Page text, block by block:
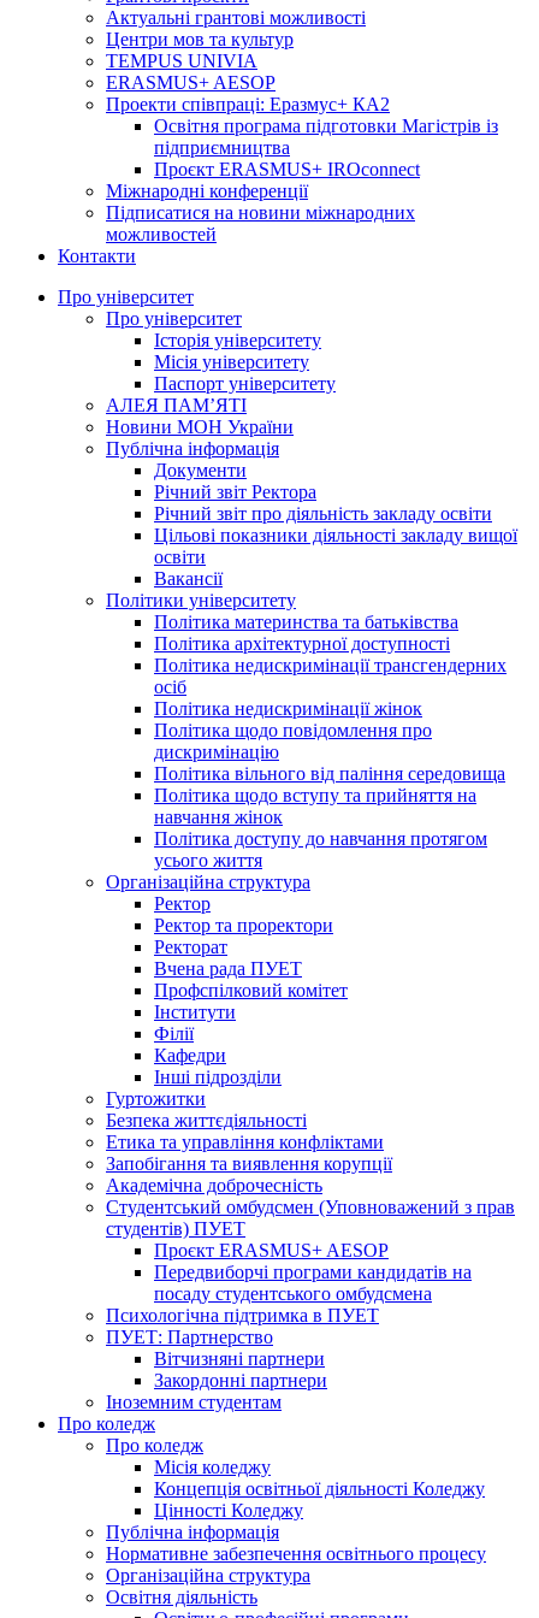
Актуальні грантові можливості
Центри мов та культур
TEMPUS UNIVIA
ERASMUS+ AESOP
Проекти співпраці: Еразмус+ КА2
Освітня програма підготовки Магістрів із
підприємництва
Проєкт ERASMUS+ IROconnect
Міжнародні конференції
Підписатися на новини міжнародних
можливостей
Контакти
Про університет
Про університет
Історія університету
Місія університету
Паспорт університету
АЛЕЯ ПАМ’ЯТІ
Новини МОН України
Публічна інформація
Документи
Річний звіт Ректора
Річний звіт про діяльність закладу освіти
Цільові показники діяльності закладу вищої
освіти
Вакансії
Політики університету
Політика материнства та батьківства
Політика архітектурної доступності
Політика недискримінації трансгендерних
осіб
Політика недискримінації жінок
Політика щодо повідомлення про
дискримінацію
Політика вільного від паління середовища
Політика щодо вступу та прийняття на
навчання жінок
Політика доступу до навчання протягом
усього життя
Організаційна структура
Ректор
Ректор та проректори
Ректорат
Вчена рада ПУЕТ
Профспілковий комітет
Інститути
Філії
Кафедри
Інші підрозділи
Гуртожитки
Безпека життєдіяльності
Етика та управління конфліктами
Запобігання та виявлення корупції
Академічна доброчесність
Студентський омбудсмен (Уповноважений з прав
студентів) ПУЕТ
Проєкт ERASMUS+ AESOP
Передвиборчі програми кандидатів на
посаду студентського омбудсмена
Психологічна підтримка в ПУЕТ
ПУЕТ: Партнерство
Вітчизняні партнери
Закордонні партнери
Іноземним студентам
Про коледж
Про коледж
Місія коледжу
Концепція освітньої діяльності Коледжу
Цінності Коледжу
Публічна інформація
Нормативне забезпечення освітнього процесу
Організаційна структура
Освітня діяльність